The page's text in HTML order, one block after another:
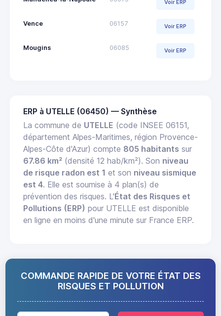
Voir ERP
Vence 06157 Voir ERP
Mougins 06085 Voir ERP
ERP à UTELLE (06450) — Synthèse
La commune de UTELLE (code INSEE 06151,
département Alpes-Maritimes, région Provence-
Alpes-Côte d'Azur) compte 805 habitants sur
67.86 km² (densité 12 hab/km²). Son niveau
de risque radon est 1 et son niveau sismique
est 4. Elle est soumise à 4 plan(s) de
prévention des risques. L'État des Risques et
Pollutions (ERP) pour UTELLE est disponible
en ligne en moins d'une minute sur France ERP.
COMMANDE RAPIDE DE VOTRE ÉTAT DES
RISQUES ET POLLUTION